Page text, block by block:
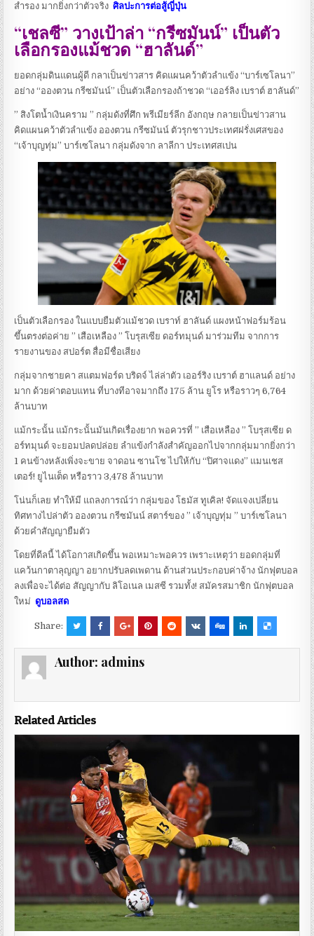
สำรอง มากยิ่งกว่าตัวจริงศิลปะการต่อสู้ญี่ปุ่น
“เชลซี” วางเป้าล่า “กรีซมันน์” เป็นตัว
เลือกรองแม้ชวด “ฮาลันด์”
ยอดกลุ่มดินแดนผู้ดี กลาเป็นข่าวสาร คิดแผนคว้าตัวลำแข้ง “บาร์เซโลนา”
อย่าง “อองตวน กรีซมันน์” เป็นตัวเลือกรองถ้าชวด “เออร์ลิง เบราต์ ฮาลันด์”
” สิงโตน้ำเงินคราม ” กลุ่มดังที่ศึก พรีเมียร์ลีก อังกฤษ กลายเป็นข่าวสาน
คิดแผนคว้าตัวลำแข้ง อองตวน กรีซมันน์ ตัวรุกชาวประเทศฝรั่งเศสของ
“เจ้าบุญทุ่ม” บาร์เซโลนา กลุ่มดังจาก ลาลีกา ประเทศสเปน
เป็นตัวเลือกรอง ในแบบยืมตัวแม้ชวด เบราท์ ฮาลันด์ แผงหน้าฟอร์มร้อน
ขึ้นตรงต่อค่าย ” เสือเหลือง ” โบรุสเซีย ดอร์ทมุนด์ มาร่วมทีม จากการ
รายงานของ สปอร์ต สื่อมีชื่อเสียง
กลุ่มจากชายคา สแตมฟอร์ด บริดจ์ ไล่ล่าตัว เออร์ริง เบราต์ ฮาแลนด์ อย่าง
มาก ด้วยค่าตอบแทน ที่บางทีอาจมากถึง 175 ล้าน ยูโร หรือราวๆ 6,764
ล้านบาท
แม้กระนั้น แม้กระนั้นมันเกิดเรื่องยาก พอควรที่ ” เสือเหลือง ” โบรุสเซีย ด
อร์ทมุนด์ จะยอมปลดปล่อย ลำแข้งกำลังสำคัญออกไปจากกลุ่มมากยิ่งกว่า
1 คนข้างหลังเพิ่งจะขาย จาดอน ซานโช ไปให้กับ “ปิศาจแดง” แมนเชส
เตอร์! ยูไนเต็ด หรือราว 3,478 ล้านบาท
โน่นก็เลย ทำให้มี แถลงการณ์ว่า กลุ่มของ โธมัส ทูเคิล! จัดแจงเปลี่ยน
ทิศทางไปล่าตัว อองตวน กรีซมันน์ สตาร์ของ ” เจ้าบุญทุ่ม ” บาร์เซโลนา
ด้วยคำสัญญายืมตัว
โดยที่ดีลนี้ ได้โอกาสเกิดขึ้น พอเหมาะพอควร เพราะเหตุว่า ยอดกลุ่มที่
แคว้นกาตาลุญญา อยากปรับลดเพดาน ด้านส่วนประกอบค่าจ้าง นักฟุตบอล
ลงเพื่อจะได้ต่อ สัญญากับ ลิโอเนล เมสซี รวมทั้ง! สมัครสมาชิก นักฟุตบอล
ใหม่ ดูบอลสด
Share:
Author: admins
Related Articles